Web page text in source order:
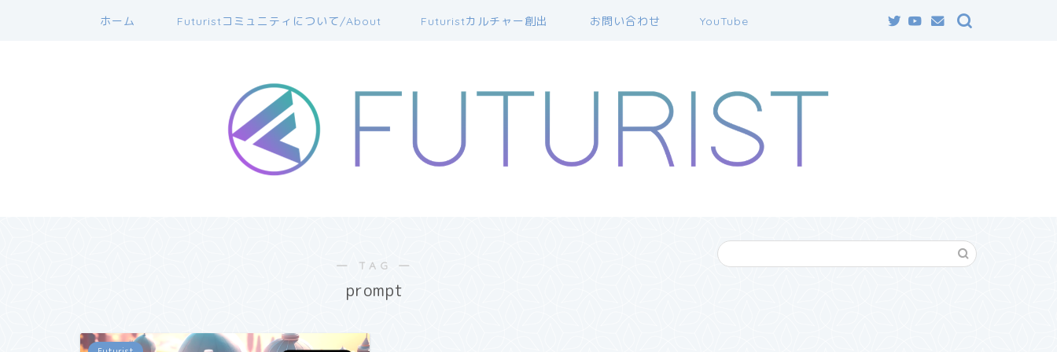
ホーム Futuristコミュニティについて/About Futuristカルチャー創出 お問い合わせ YouTube
― TAG ―
prompt